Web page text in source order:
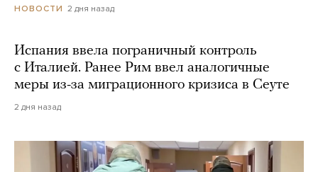
НОВОСТИ 2 дня назад
Испания ввела пограничный контроль
с Италией. Ранее Рим ввел аналогичные
меры из-за миграционного кризиса в Сеуте
2 дня назад